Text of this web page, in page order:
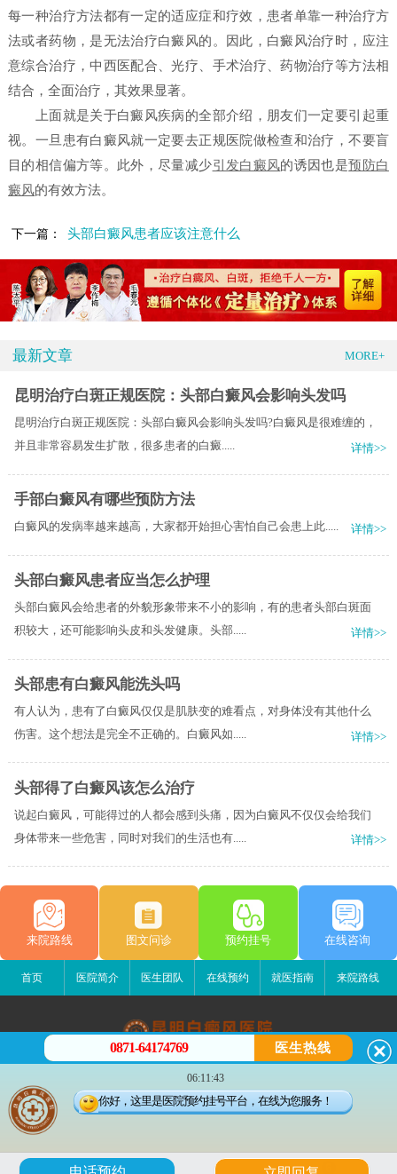
每一种治疗方法都有一定的适应症和疗效，患者单靠一种治疗方
法或者药物，是无法治疗白癜风的。因此，白癜风治疗时，应注
意综合治疗，中西医配合、光疗、手术治疗、药物治疗等方法相
结合，全面治疗，其效果显著。
上面就是关于白癜风疾病的全部介绍，朋友们一定要引起重
视。一旦患有白癜风就一定要去正规医院做检查和治疗，不要盲
目的相信偏方等。此外，尽量减少引发白癜风的诱因也是预防白
癜风的有效方法。
下一篇： 头部白癜风患者应该注意什么
最新文章 MORE+
昆明治疗白斑正规医院：头部白癜风会影响头发吗
昆明治疗白斑正规医院：头部白癜风会影响头发吗?白癜风是很难缠的，
并且非常容易发生扩散，很多患者的白癜.....
详情>>
手部白癜风有哪些预防方法
白癜风的发病率越来越高，大家都开始担心害怕自己会患上此..... 详情>>
头部白癜风患者应当怎么护理
头部白癜风会给患者的外貌形象带来不小的影响，有的患者头部白斑面
积较大，还可能影响头皮和头发健康。头部.....
详情>>
头部患有白癜风能洗头吗
有人认为，患有了白癜风仅仅是肌肤变的难看点，对身体没有其他什么
伤害。这个想法是完全不正确的。白癜风如.....
详情>>
头部得了白癜风该怎么治疗
说起白癜风，可能得过的人都会感到头痛，因为白癜风不仅仅会给我们
身体带来一些危害，同时对我们的生活也有.....
详情>>
来院路线 图文问诊 预约挂号 在线咨询
首页 医院简介 医生团队 在线预约 就医指南 来院路线
昆明白癜风医院
昆明市五华区护国路2号
版权所有：昆明白癜风医院
滇公安备 53010202000563号
0871-64174769 医生热线
06:11:43
你好，这里是医院预约挂号平台，在线为您服务！